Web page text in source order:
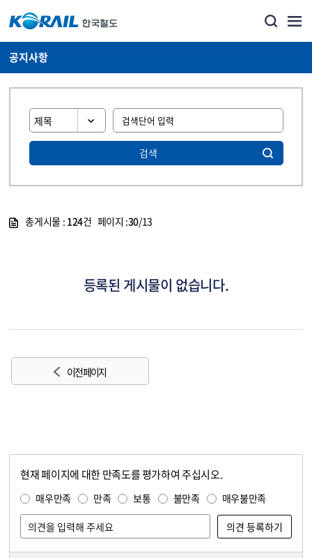
공지사항
검색
총게시물 : 124건 페이지 :30/13
등록된 게시물이 없습니다.
이전 페이지
현재 페이지에 대한 만족도를 평가하여 주십시오.
매우만족 만족 보통 불만족 매우불만족